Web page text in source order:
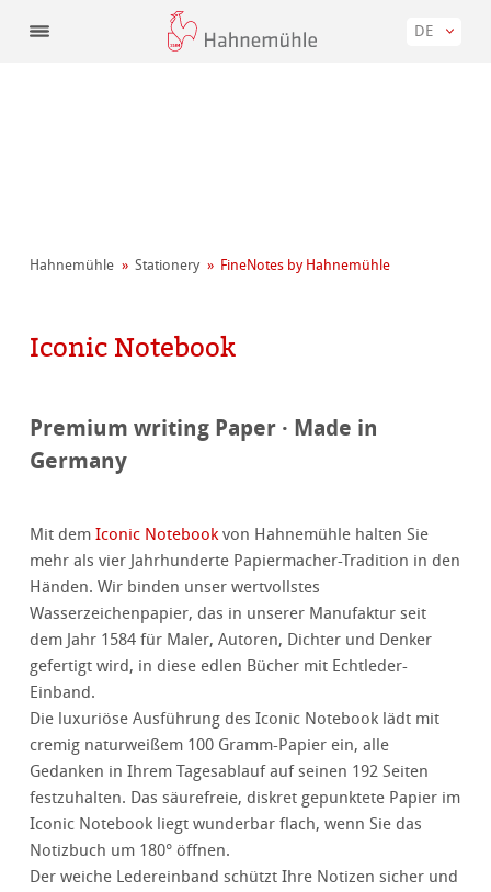
DE
Hahnemühle Stationery FineNotes by Hahnemühle
Iconic Notebook
Premium writing Paper · Made in
Germany
Mit demIconic Notebookvon Hahnemühle halten Sie
mehr als vier Jahrhunderte Papiermacher-Tradition in den
Händen. Wir binden unser wertvollstes
Wasserzeichenpapier, das in unserer Manufaktur seit
dem Jahr 1584 für Maler, Autoren, Dichter und Denker
gefertigt wird, in diese edlen Bücher mit Echtleder-
Einband.
Die luxuriöse Ausführung des Iconic Notebook lädt mit
cremig naturweißem 100 Gramm-Papier ein, alle
Gedanken in Ihrem Tagesablauf auf seinen 192 Seiten
festzuhalten. Das säurefreie, diskret gepunktete Papier im
Iconic Notebook liegt wunderbar flach, wenn Sie das
Notizbuch um 180° öffnen.
Der weiche Ledereinband schützt Ihre Notizen sicher und